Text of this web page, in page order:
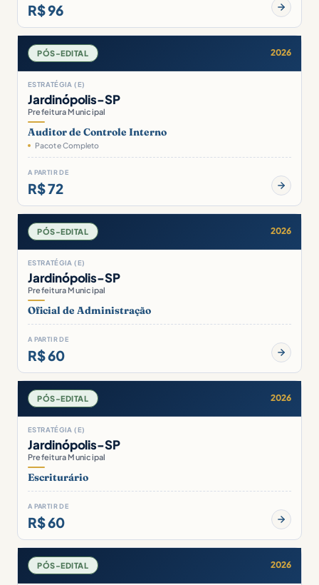
R$ 96
PÓS-EDITAL 2026
ESTRATÉGIA (E)
Jardinópolis-SP
Prefeitura Municipal
Auditor de Controle Interno
Pacote Completo
A PARTIR DE
R$ 72
PÓS-EDITAL 2026
ESTRATÉGIA (E)
Jardinópolis-SP
Prefeitura Municipal
Oficial de Administração
A PARTIR DE
R$ 60
PÓS-EDITAL 2026
ESTRATÉGIA (E)
Jardinópolis-SP
Prefeitura Municipal
Escriturário
A PARTIR DE
R$ 60
PÓS-EDITAL 2026